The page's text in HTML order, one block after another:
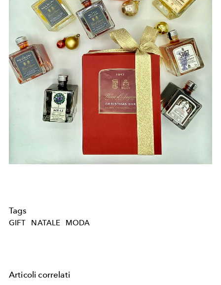
Tags
GIFT NATALE MODA
Articoli correlati